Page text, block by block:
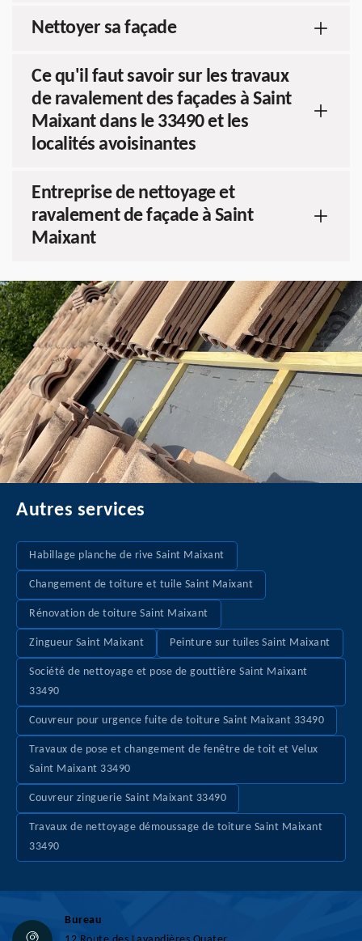
Nettoyer sa façade
Ce qu'il faut savoir sur les travaux
de ravalement des façades à Saint
Maixant dans le 33490 et les
localités avoisinantes
Entreprise de nettoyage et
ravalement de façade à Saint
Maixant
Autres services
Habillage planche de rive Saint Maixant
Changement de toiture et tuile Saint Maixant
Rénovation de toiture Saint Maixant
Zingueur Saint Maixant Peinture sur tuiles Saint Maixant
Société de nettoyage et pose de gouttière Saint Maixant
33490
Couvreur pour urgence fuite de toiture Saint Maixant 33490
Travaux de pose et changement de fenêtre de toit et Velux
Saint Maixant 33490
Couvreur zinguerie Saint Maixant 33490
Travaux de nettoyage démoussage de toiture Saint Maixant
33490
Bureau